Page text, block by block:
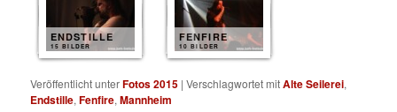
ENDSTILLE
15 BILDER
FENFIRE
10 BILDER
Veröffentlicht unterFotos 2015 |Verschlagwortet mitAlte Seilerei,
Endstille,Fenfire,Mannheim